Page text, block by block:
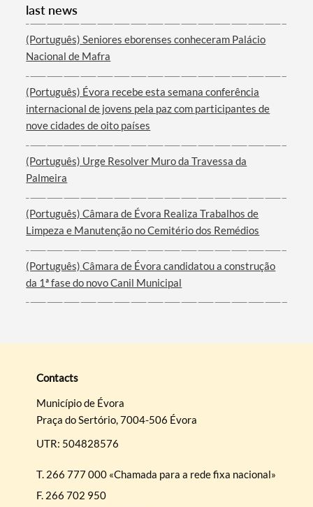
last news
(Português) Seniores eborenses conheceram Palácio
Nacional de Mafra
(Português) Évora recebe esta semana conferência
internacional de jovens pela paz com participantes de
nove cidades de oito países
(Português) Urge Resolver Muro da Travessa da
Palmeira
(Português) Câmara de Évora Realiza Trabalhos de
Limpeza e Manutenção no Cemitério dos Remédios
(Português) Câmara de Évora candidatou a construção
da 1ª fase do novo Canil Municipal
Contacts
Município de Évora
Praça do Sertório, 7004-506 Évora
UTR: 504828576
T. 266 777 000 «Chamada para a rede fixa nacional»
F. 266 702 950